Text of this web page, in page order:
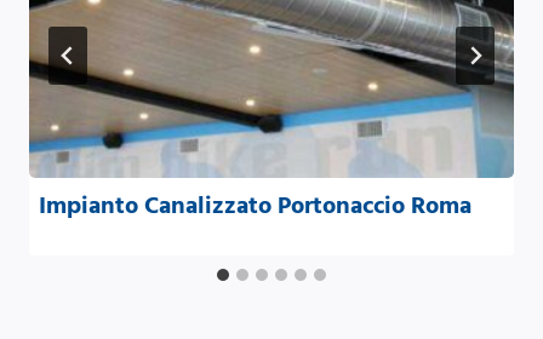
Impianto Canalizzato Portonaccio Roma